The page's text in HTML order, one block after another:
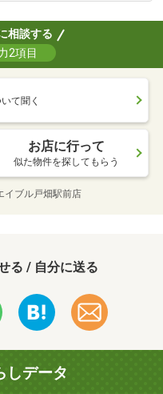
相談する
2項目
て聞く
お店に行って
似た物件を探してもらう
イブル戸畑駅前店
る / 自分に送る
しデータ